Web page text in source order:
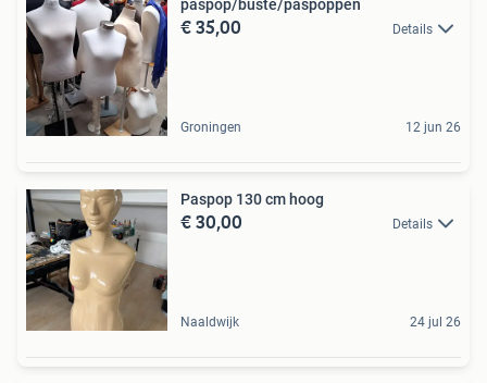
paspop/buste/paspoppen
€ 35,00 Details
Groningen 12 jun 26
Paspop 130 cm hoog
€ 30,00 Details
Naaldwijk 24 jul 26